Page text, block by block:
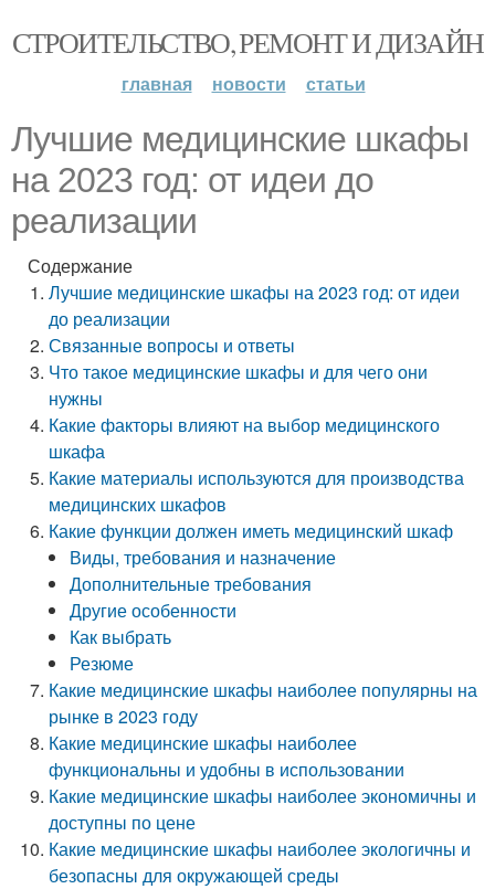
СТРОИТЕЛЬСТВО, РЕМОНТ И ДИЗАЙН
главная новости статьи
Лучшие медицинские шкафы
на 2023 год: от идеи до
реализации
Содержание
Лучшие медицинские шкафы на 2023 год: от идеи
до реализации
Связанные вопросы и ответы
Что такое медицинские шкафы и для чего они
нужны
Какие факторы влияют на выбор медицинского
шкафа
Какие материалы используются для производства
медицинских шкафов
Какие функции должен иметь медицинский шкаф
Виды, требования и назначение
Дополнительные требования
Другие особенности
Как выбрать
Резюме
Какие медицинские шкафы наиболее популярны на
рынке в 2023 году
Какие медицинские шкафы наиболее
функциональны и удобны в использовании
Какие медицинские шкафы наиболее экономичны и
доступны по цене
Какие медицинские шкафы наиболее экологичны и
безопасны для окружающей среды